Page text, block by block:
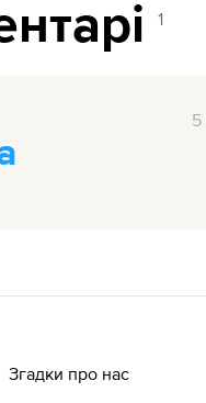
1
5
Згадки про нас